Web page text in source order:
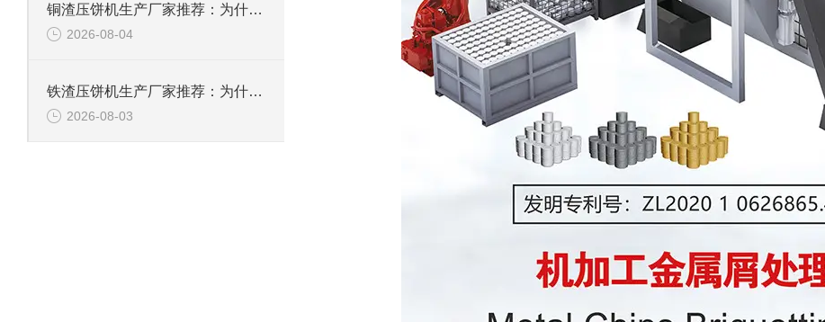
铜渣压饼机生产厂家推荐：为什么恩派特成为众多企业的信赖？
2026-08-04
铁渣压饼机生产厂家推荐：为什么恩派特成为众多企业的优选？
2026-08-03